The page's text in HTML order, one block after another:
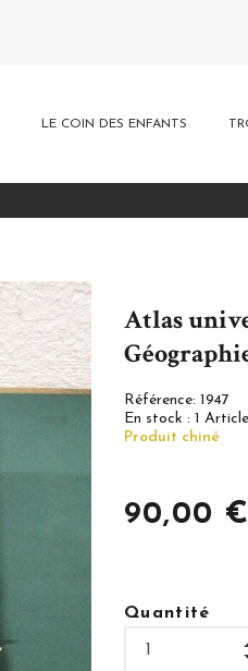
LE COIN DES ENFANTS
Atlas
Référence: 1947
En stock : 1 Article
Produit chiné
90,00
Quantité